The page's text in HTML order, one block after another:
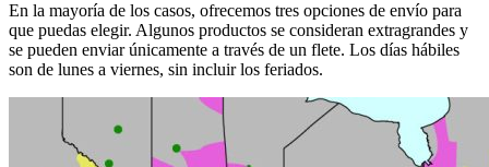
En la mayoría de los casos, ofrecemos tres opciones de envío para
que puedas elegir. Algunos productos se consideran extragrandes y
se pueden enviar únicamente a través de un flete. Los días hábiles
son de lunes a viernes, sin incluir los feriados.